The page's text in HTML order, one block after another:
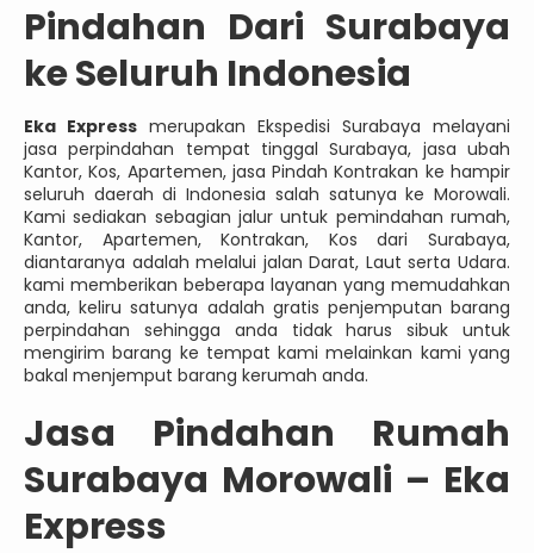
Pindahan Dari Surabaya
ke Seluruh Indonesia
Eka Express merupakan Ekspedisi Surabaya melayani
jasa perpindahan tempat tinggal Surabaya, jasa ubah
Kantor, Kos, Apartemen, jasa Pindah Kontrakan ke hampir
seluruh daerah di Indonesia salah satunya ke Morowali.
Kami sediakan sebagian jalur untuk pemindahan rumah,
Kantor, Apartemen, Kontrakan, Kos dari Surabaya,
diantaranya adalah melalui jalan Darat, Laut serta Udara.
kami memberikan beberapa layanan yang memudahkan
anda, keliru satunya adalah gratis penjemputan barang
perpindahan sehingga anda tidak harus sibuk untuk
mengirim barang ke tempat kami melainkan kami yang
bakal menjemput barang kerumah anda.
Jasa Pindahan Rumah
Surabaya Morowali – Eka
Express